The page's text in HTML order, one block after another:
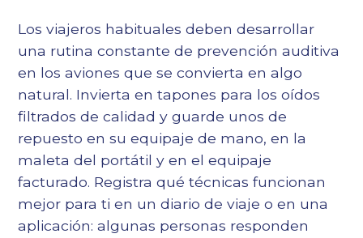
Los viajeros habituales deben desarrollar
una rutina constante de prevención auditiva
en los aviones que se convierta en algo
natural. Invierta en tapones para los oídos
filtrados de calidad y guarde unos de
repuesto en su equipaje de mano, en la
maleta del portátil y en el equipaje
facturado. Registra qué técnicas funcionan
mejor para ti en un diario de viaje o en una
aplicación: algunas personas responden